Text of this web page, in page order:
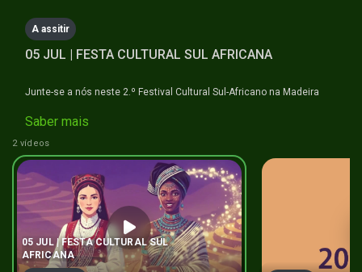
14
minutes,
24
A assitir
05 JUL | FESTA CULTURAL SUL AFRICANA
Junte-se a nós neste 2.º Festival Cultural Sul-Africano na Madeira
#festaculturalsulafricana #naminhaterratv
Saber mais
2 vídeos
05 JUL | FESTA CULTURAL SUL
AFRICANA